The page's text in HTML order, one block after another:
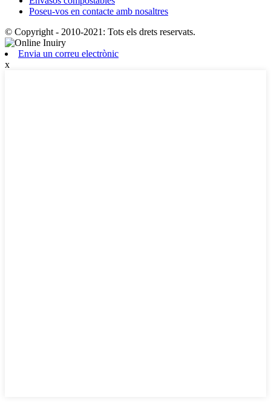
Poseu-vos en contacte amb nosaltres
© Copyright - 2010-2021: Tots els drets reservats.
Envia un correu electrònic
x